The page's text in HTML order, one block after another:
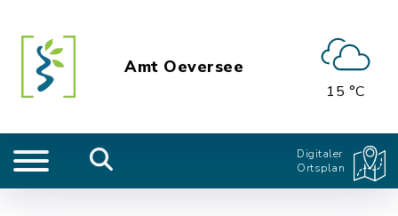
Amt Oeversee
15 °C
Digitaler
Ortsplan